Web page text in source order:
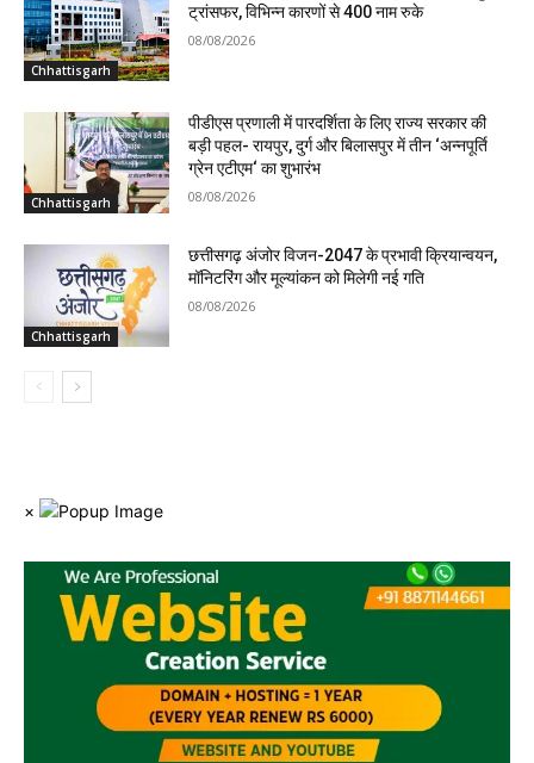
Chhattisgarh
ट्रांसफर, विभिन्न कारणों से 400 नाम रुके
08/08/2026
Chhattisgarh
पीडीएस प्रणाली में पारदर्शिता के लिए राज्य सरकार की
बड़ी पहल- रायपुर, दुर्ग और बिलासपुर में तीन ‘अन्नपूर्ति
ग्रेन एटीएम‘ का शुभारंभ
08/08/2026
Chhattisgarh
छत्तीसगढ़ अंजोर विजन-2047 के प्रभावी क्रियान्वयन,
मॉनिटरिंग और मूल्यांकन को मिलेगी नई गति
08/08/2026
×